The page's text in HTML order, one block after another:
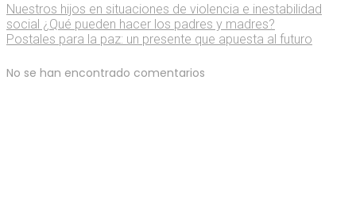
Nuestros hijos en situaciones de violencia e inestabilidad
social ¿Qué pueden hacer los padres y madres?
Postales para la paz: un presente que apuesta al futuro
No se han encontrado comentarios